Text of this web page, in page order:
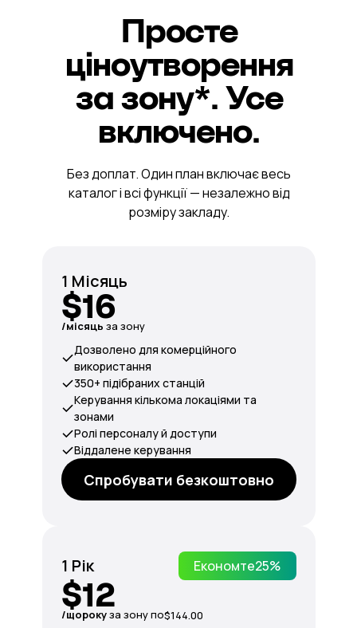
Просте
ціноутворення
за зону*. Усе
включено.
1 Місяць
$16
/місяць за зону
Дозволено для комерційного
використання
350+ підібраних станцій
Керування кількома локаціями та
зонами
Ролі персоналу й доступи
Віддалене керування
Спробувати безкоштовно
1 Рік Економте25%
$12
/щорокуза зону по$144.00
Без доплат. Один план включає весь
каталог і всі функції — незалежно від
розміру закладу.